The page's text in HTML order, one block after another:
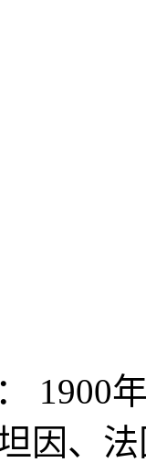
： 1900
因、